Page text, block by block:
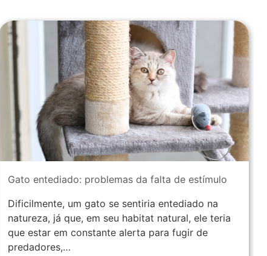
Gato entediado: problemas da falta de estímulo
Dificilmente, um gato se sentiria entediado na
natureza, já que, em seu habitat natural, ele teria
que estar em constante alerta para fugir de
predadores,…